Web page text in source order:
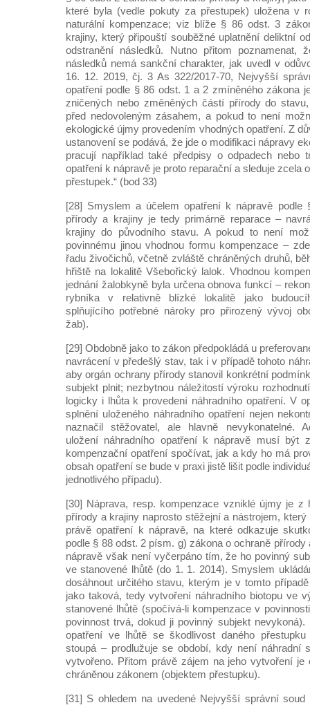
které byla (vedle pokuty za přestupek) uložena v
naturální kompenzace; viz blíže § 86 odst. 3
krajiny, který připouští souběžné uplatnění deliktní
odstranění následků. Nutno přitom poznamenat,
následků nemá sankční charakter, jak uvedl v
16. 12. 2019, čj. 3 As 322/2017-70, Nejvyšší
opatření podle § 86 odst. 1 a 2 zmíněného zákona
zničených nebo změněných částí přírody do
před nedovoleným zásahem, a pokud to není
ekologické újmy provedením vhodných opatření. Z
ustanovení se podává, že jde o modifikaci nápravy
pracují například také předpisy o odpadech nebo
opatření k nápravě je proto reparační a sleduje zcela
přestupek.“ (bod 33)
[28] Smyslem a účelem opatření k nápravě podle
přírody a krajiny je tedy primárně reparace –
krajiny do původního stavu. A pokud to není
povinnému jinou vhodnou formu kompenzace –
řadu živočichů, včetně zvláště chráněných druhů,
hřiště na lokalitě Všebořický lalok. Vhodnou
jednání žalobkyně byla určena obnova funkcí –
rybníka v relativně blízké lokalitě jako
splňujícího potřebné nároky pro přirozený vývoj
žab).
[29] Obdobně jako to zákon předpokládá u
navrácení v předešlý stav, tak i v případě tohoto
aby orgán ochrany přírody stanovil konkrétní
subjekt plnit; nezbytnou náležitostí výroku
logicky i lhůta k provedení náhradního opatření. V
splnění uloženého náhradního opatření nejen
naznačil stěžovatel, ale hlavně nevykonatelné.
uložení náhradního opatření k nápravě musí být
kompenzační opatření spočívat, jak a kdy ho má
obsah opatření se bude v praxi jistě lišit podle
jednotlivého případu).
[30] Náprava, resp. kompenzace vzniklé újmy je z
přírody a krajiny naprosto stěžejní a nástrojem,
právě opatření k nápravě, na které odkazuje
podle § 88 odst. 2 písm. g) zákona o ochraně přírody
nápravě však není vyčerpáno tím, že ho povinný
ve stanovené lhůtě (do 1. 1. 2014). Smyslem
dosáhnout určitého stavu, kterým je v tomto
jako taková, tedy vytvoření náhradního biotopu ve
stanovené lhůtě (spočívá-li kompenzace v
povinnost trvá, dokud ji povinný subjekt nevykoná).
opatření ve lhůtě se škodlivost daného
stoupá – prodlužuje se období, kdy není náhradní
vytvořeno. Přitom právě zájem na jeho vytvoření je
chráněnou zákonem (objektem přestupku).
[31] S ohledem na uvedené Nejvyšší správní